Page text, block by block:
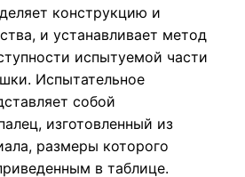
конструкцию и
и устанавливает метод
испытуемой части
Испытательное
собой
изготовленный из
размеры которого
в таблице.